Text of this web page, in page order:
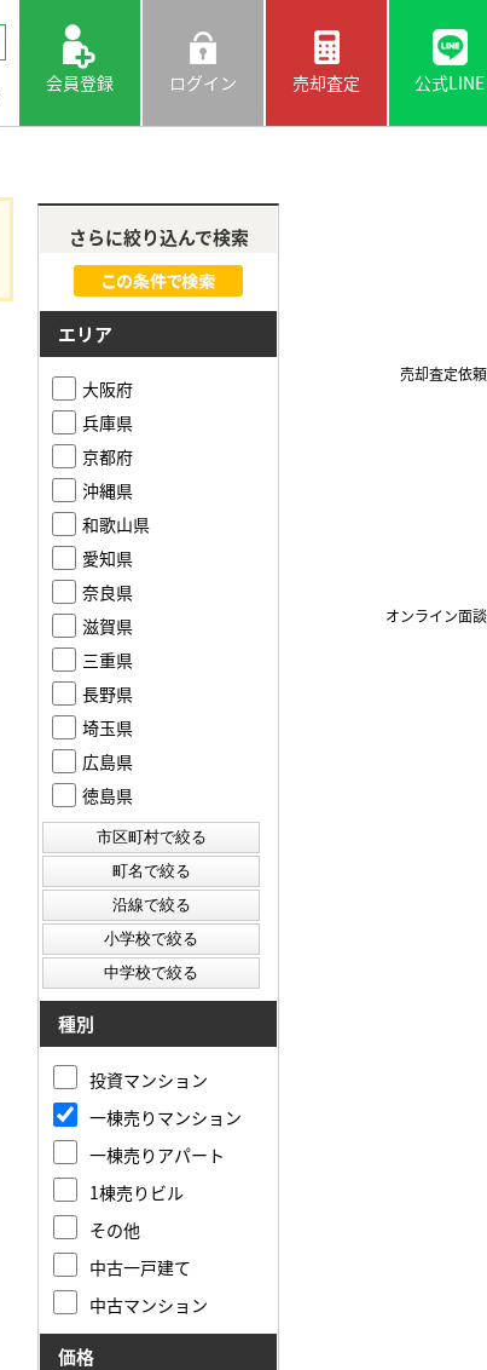
会員登録 ログイン 売却査定 公式LINE
さらに絞り込んで検索
エリア
大阪府
兵庫県
京都府
沖縄県
和歌山県
愛知県
奈良県
滋賀県
三重県
長野県
埼玉県
広島県
徳島県
種別
投資マンション
一棟売りマンション
一棟売りアパート
1棟売りビル
その他
中古一戸建て
中古マンション
価格
売却査定依頼
オンライン面談